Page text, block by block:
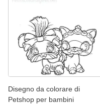
Disegno da colorare di
Petshop per bambini